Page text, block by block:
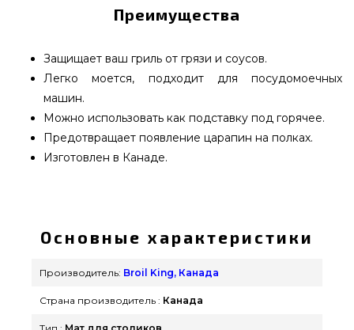
Преимущества
Защищает ваш гриль от грязи и соусов.
Легко моется, подходит для посудомоечных
машин.
Можно использовать как подставку под горячее.
Предотвращает появление царапин на полках.
Изготовлен в Канаде.
бренда Broil King, Канада по актуальной цене
всего 1 790 грн. в интернет магазине грилей и
барбекью grillpoint.com.ua Самые лучшие
интернет каталоге GrillPoint. Позвоните прямо
Основные характеристики
Производитель: Broil King, Канада
Страна производитель : Канада